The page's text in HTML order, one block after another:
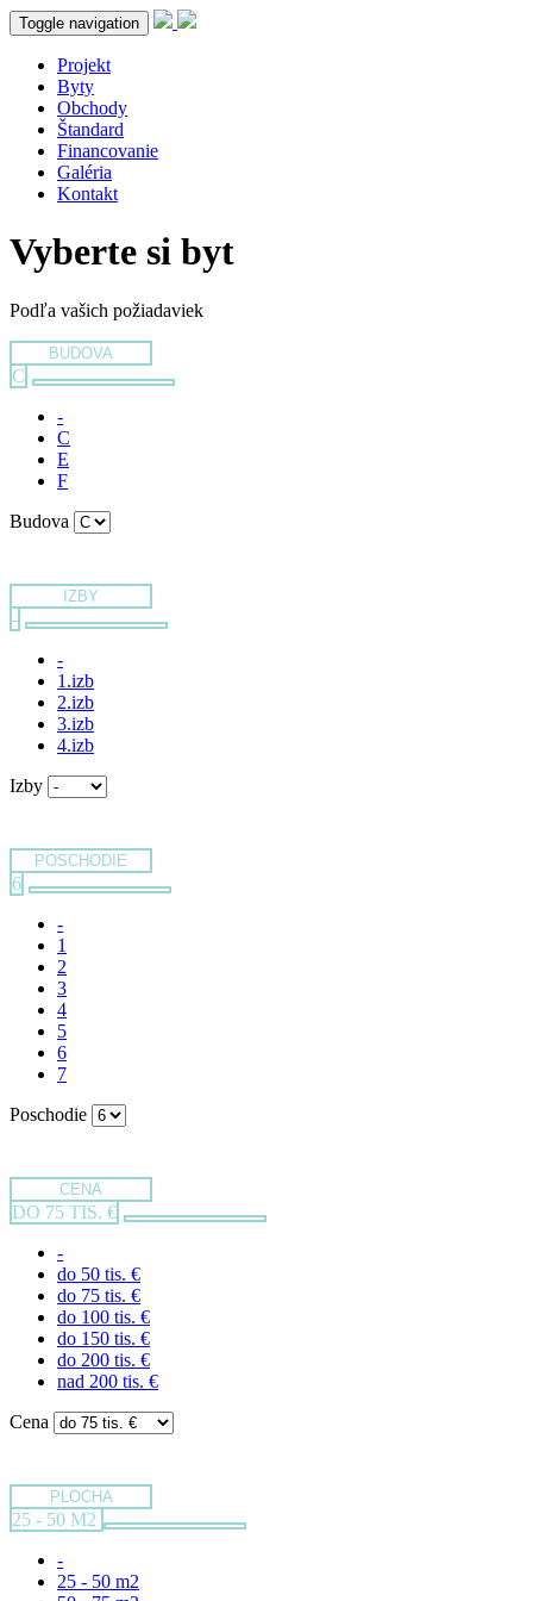
Toggle navigation
Projekt
Byty
Obchody
Štandard
Financovanie
Galéria
Kontakt
Vyberte si byt
Podľa vašich požiadaviek
BUDOVA
C
-
C
E
F
Budova
IZBY
-
-
1.izb
2.izb
3.izb
4.izb
Izby
POSCHODIE
6
-
1
2
3
4
5
6
7
Poschodie
CENA
DO 75 TIS. €
-
do 50 tis. €
do 75 tis. €
do 100 tis. €
do 150 tis. €
do 200 tis. €
nad 200 tis. €
Cena
PLOCHA
25 - 50 M2
-
25 - 50 m2